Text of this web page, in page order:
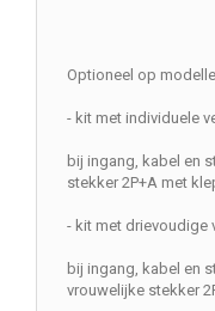
Optioneel op
- kit met individuele
bij ingang, kabel en
stekker 2P+A met
- kit met drievoudige
bij ingang, kabel en
vrouwelijke stekker